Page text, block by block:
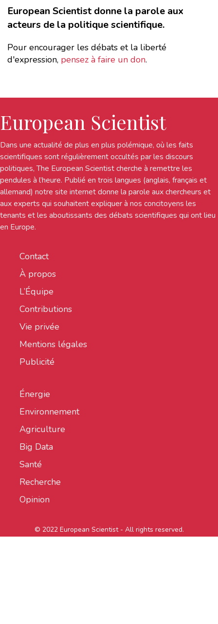
European Scientist donne la parole aux
acteurs de la politique scientifique.
Pour encourager les débats et la liberté
d'expression, pensez à faire un don.
European Scientist
Dans une actualité de plus en plus polémique, où les faits
scientifiques sont régulièrement occultés par les discours
politiques, The European Scientist cherche à remettre les
pendules à l’heure. Publié en trois langues (anglais, français et
allemand) notre site internet donne la parole aux chercheurs et
aux experts qui souhaitent expliquer à nos concitoyens les
tenants et les aboutissants des débats scientifiques qui ont lieu
en Europe.
Contact
À propos
L’Équipe
Contributions
Vie privée
Mentions légales
Publicité
Énergie
Environnement
Agriculture
Big Data
Santé
Recherche
Opinion
© 2022 European Scientist - All rights reserved.